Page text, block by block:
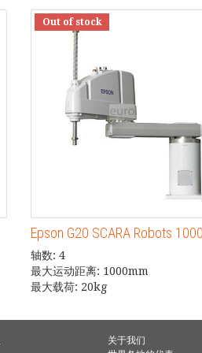
Out of stock
Epson G20 SCARA Robots
轴数: 4
最大运动距离: 1000mm
最大载荷: 20kg
关于我们